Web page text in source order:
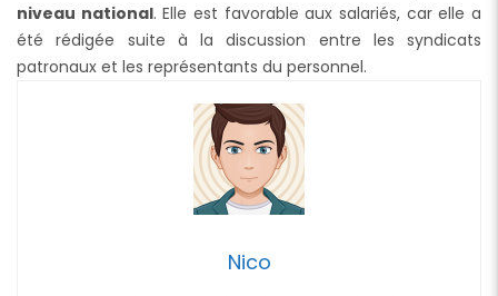
niveau national. Elle est favorable aux salariés, car elle a
été rédigée suite à la discussion entre les syndicats
patronaux et les représentants du personnel.
Nico